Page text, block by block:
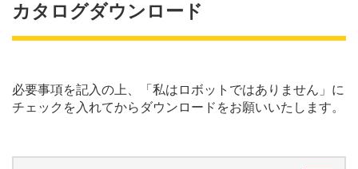
カタログダウンロード
必要事項を記入の上、「私はロボットではありません」に
チェックを入れてからダウンロードをお願いいたします。